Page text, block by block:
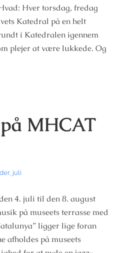
Hver torsdag, fredag
Katedral på en helt
i Katedralen igennem
plejer at være lukkede. Og
MHCAT
, juli
4. juli til den 8. august
på museets terrasse med
ligger lige foran
afholdes på museets